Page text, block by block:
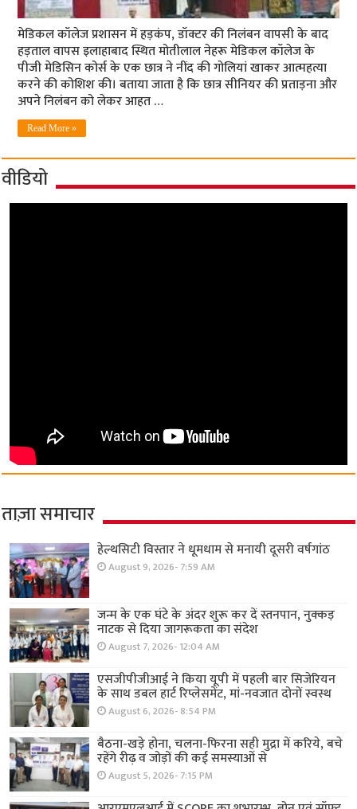
मेडिकल कॉलेज प्रशासन में हड़कंप, डॉक्टर की निलंबन वापसी के बाद
हड़ताल वापस इलाहाबाद स्थित मोतीलाल नेहरू मेडिकल कॉलेज के
पीजी मेडिसिन कोर्स के एक छात्र ने नींद की गोलियां खाकर आत्महत्या
करने की कोशिश की। बताया जाता है कि छात्र सीनियर की प्रताड़ना और
अपने निलंबन को लेकर आहत …
Read More »
वीडियो
ताज़ा समाचार
हेल्थसिटी विस्तार ने धूमधाम से मनायी दूसरी वर्षगांठ
August 9, 2026- 7:59 AM
जन्म के एक घंटे के अंदर शुरू कर दें स्तनपान, नुक्कड़
नाटक से दिया जागरूकता का संदेश
August 7, 2026- 12:04 AM
एसजीपीजीआई ने किया यूपी में पहली बार सिजेरियन
के साथ डबल हार्ट रिप्लेसमेंट, मां-नवजात दोनों स्वस्थ
August 6, 2026- 8:54 PM
बैठना-खड़े होना, चलना-फिरना सही मुद्रा में करिये, बचे
रहेंगे रीढ़ व जोड़ों की कई समस्याओं से
August 5, 2026- 7:15 PM